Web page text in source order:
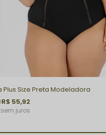
Plus Size Preta Modeladora
R$ 55,92
sem juros